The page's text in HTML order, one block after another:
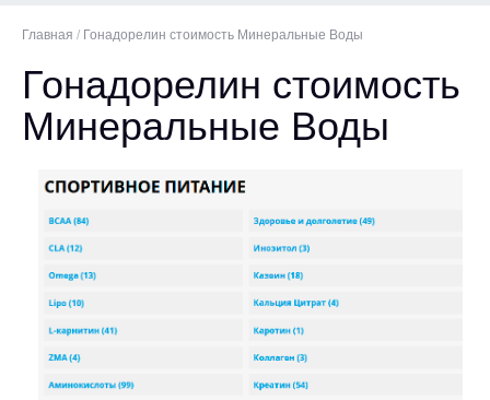
Главная / Гонадорелин стоимость Минеральные Воды
Гонадорелин стоимость
Минеральные Воды